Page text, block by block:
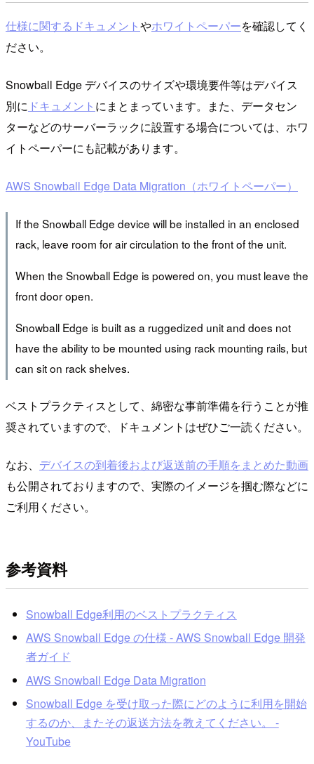
仕様に関するドキュメントやホワイトペーパーを確認してく
ださい。
Snowball Edge デバイスのサイズや環境要件等はデバイス
別に ドキュメント にまとまっています。また、データセン
ターなどのサーバーラックに設置する場合については、ホワ
イトペーパーにも記載があります。
AWS Snowball Edge Data Migration（ホワイトペーパー）
If the Snowball Edge device will be installed in an enclosed
rack, leave room for air circulation to the front of the unit.
When the Snowball Edge is powered on, you must leave the
front door open.
Snowball Edge is built as a ruggedized unit and does not
have the ability to be mounted using rack mounting rails, but
can sit on rack shelves.
ベストプラクティスとして、綿密な事前準備を行うことが推
奨されていますので、ドキュメントはぜひご一読ください。
なお、 デバイスの到着後および返送前の手順をまとめた動画
も公開されておりますので、実際のイメージを掴む際などに
ご利用ください。
参考資料
Snowball Edge利用のベストプラクティス
AWS Snowball Edge の仕様 - AWS Snowball Edge 開発
者ガイド
AWS Snowball Edge Data Migration
Snowball Edge を受け取った際にどのように利用を開始
するのか、またその返送方法を教えてください。 -
YouTube